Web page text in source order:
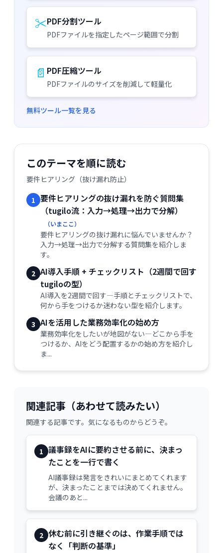
✂️PDF分割ツール
PDFファイルを指定したページ範囲で分割
📄 PDF圧縮ツール
PDFファイルのサイズを削減して軽量化
無料ツール一覧を見る
このテーマを順に読む
要件ヒアリング（抜け漏れ防止）
1 要件ヒアリングの抜け漏れを防ぐ質問集
（tugilo流：入力→処理→出力で分解）
（いまここ）
要件ヒアリングの抜け漏れに悩んでいませんか？
入力→処理→出力で分解する質問集を紹介しま
す。
2 AI導入手順 + チェックリスト（2週間で回す
tugiloの型）
AI導入を2週間で回す—手順とチェックリストで、
何から手をつけるか迷わない型を紹介します。
3 AIを活用した業務効率化の始め方
業務効率化をしたいが地図がない—どこから手を
つけるか、AIをどう配置するかの始め方を紹介し
ま...
関連記事（あわせて読みたい）
関連する記事です。気になるものからどうぞ。
1 議事録をAIに要約させる前に、決まっ
たことを一行で書く
AI議事録は発言をきれいにまとめてくれます
が、決まったことまでは決めてくれません。
会議のあと...
2 休む前に引き継ぐのは、作業手順では
なく「判断の基準」